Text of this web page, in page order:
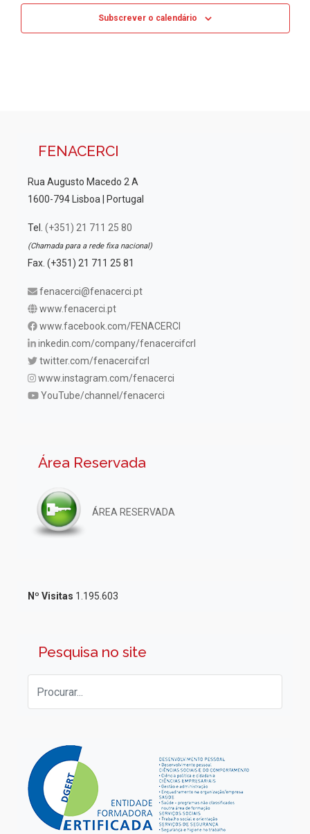
Subscrever o calendário
FENACERCI
Rua Augusto Macedo 2 A
1600-794 Lisboa | Portugal
Tel. (+351) 21 711 25 80
(Chamada para a rede fixa nacional)
Fax. (+351) 21 711 25 81
fenacerci@fenacerci.pt
www.fenacerci.pt
www.facebook.com/FENACERCI
inkedin.com/company/fenacercifcrl
twitter.com/fenacercifcrl
www.instagram.com/fenacerci
YouTube/channel/fenacerci
Área Reservada
ÁREA RESERVADA
Nº Visitas 1.195.603
Pesquisa no site